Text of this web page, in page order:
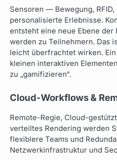
Sensoren — Bewegung,
personalisierte Erlebnisse.
entsteht eine neue Ebene der
werden zu Teilnehmern. Das
leicht überfrachtet wirken.
kleinen interaktiven
zu „gamifizieren“.
Cloud-Workflows &
Remote-Regie, Cloud-
verteiltes Rendering werden
flexiblere Teams und
Netzwerkinfrastruktur und